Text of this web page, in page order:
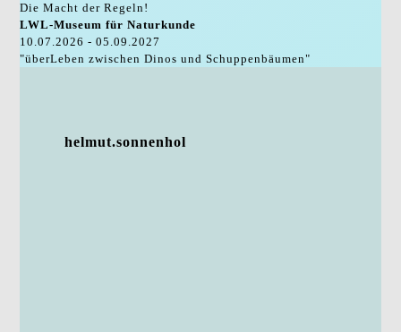
Die Macht der Regeln!
LWL-Museum für Naturkunde
10.07.2026 - 05.09.2027
"überLeben zwischen Dinos und Schuppenbäumen"
helmut.sonnenhol